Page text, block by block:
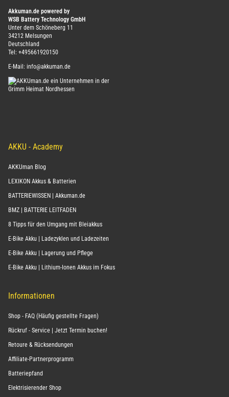
Akkuman.de powered by
WSB Battery Technology GmbH
Unter dem Schöneberg 11
34212 Melsungen
Deutschland
Tel: +495661920150
E-Mail: info@akkuman.de
AKKU - Academy
AKKUman Blog
LEXIKON Akkus & Batterien
BATTERIEWISSEN | Akkuman.de
BMZ | BATTERIE LEITFADEN
8 Tipps für den Umgang mit Bleiakkus
E-Bike Akku | Ladezyklen und Ladezeiten
E-Bike Akku | Lagerung und Pflege
E-Bike Akku | Lithium-Ionen Akkus im Fokus
Informationen
Shop - FAQ (Häufig gestellte Fragen)
Rückruf - Service | Jetzt Termin buchen!
Retoure & Rücksendungen
Affiliate-Partnerprogramm
Batteriepfand
Elektrisierender Shop